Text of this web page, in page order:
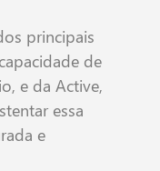
principais
de
e da Active,
essa
e